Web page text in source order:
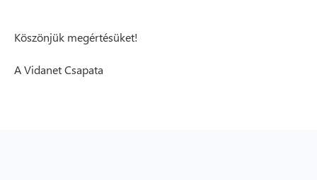
Köszönjük megértésüket!
A Vidanet Csapata